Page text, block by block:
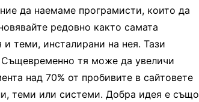
да наемаме програмисти, които да
редовно както самата
теми, инсталирани на нея. Тази
тя може да увеличи
над 70% от пробивите в сайтовете
теми или системи. Добра идея е също